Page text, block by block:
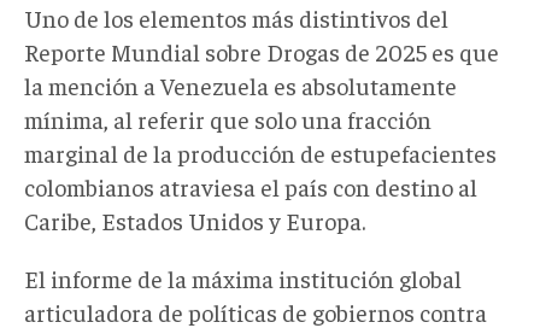
Uno de los elementos más distintivos del
Reporte Mundial sobre Drogas de 2025 es que
la mención a Venezuela es absolutamente
mínima, al referir que solo una fracción
marginal de la producción de estupefacientes
colombianos atraviesa el país con destino al
Caribe, Estados Unidos y Europa.
El informe de la máxima institución global
articuladora de políticas de gobiernos contra